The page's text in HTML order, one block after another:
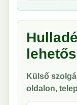
Külső
oldalon,